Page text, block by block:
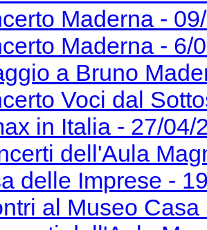
Maderna -
Maderna - 6/
a Bruno
Voci dal
in Italia - 27/04/
dell'Aula
delle Imprese -
al Museo